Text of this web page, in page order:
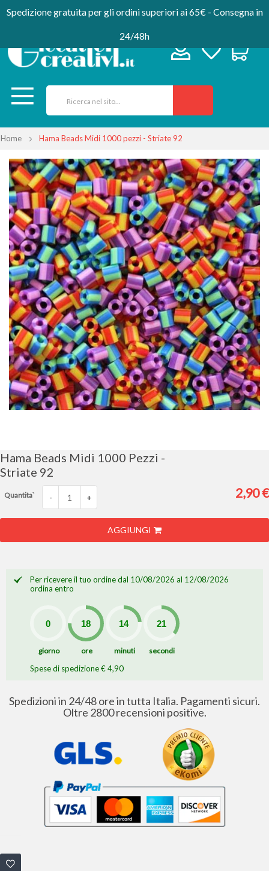
Spedizione gratuita per gli ordini superiori ai 65€ - Consegna in
24/48h
Home Hama Beads Midi 1000 pezzi - Striate 92
Vai
alla
fine
della
galleria
di
immagini
galleria
di
immagini
Hama Beads Midi 1000 Pezzi -
Striate 92
Quantita` - +
AGGIUNGI
2,90 €
Per ricevere il tuo ordine dal 10/08/2026 al 12/08/2026
ordina entro
giorno ore minuti secondi
Spese di spedizione € 4,90
Spedizioni in 24/48 ore in tutta Italia. Pagamenti sicuri.
Oltre 2800 recensioni positive.